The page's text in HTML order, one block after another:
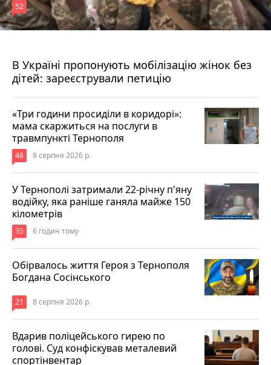
В Україні пропонують мобілізацію жінок без
дітей: зареєстрували петицію
52
«Три години просиділи в коридорі»:
мама скаржиться на послуги в
травмпункті Тернополя
48 8 серпня 2026 р.
У Тернополі затримали 22-річну п'яну
водійку, яка раніше ганяла майже 150
кілометрів
35 6 годин тому
Обірвалось життя Героя з Тернополя
Богдана Сосінського
21 8 серпня 2026 р.
Вдарив поліцейського гирею по
голові. Суд конфіскував металевий
спортінвентар